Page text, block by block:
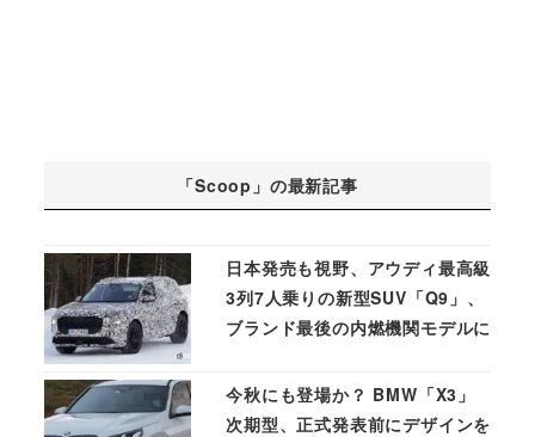
「Scoop」の最新記事
日本発売も視野、アウディ最高級
3列7人乗りの新型SUV「Q9」、
ブランド最後の内燃機関モデルに
今秋にも登場か？ BMW「X3」
次期型、正式発表前にデザインを